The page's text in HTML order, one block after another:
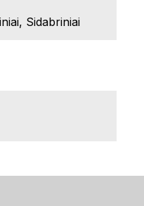
Sidabriniai